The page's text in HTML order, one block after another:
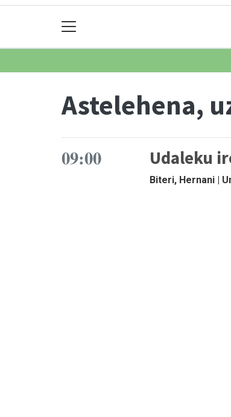
Astelehena,
09:00 Udaleku
Biteri, Hernani |